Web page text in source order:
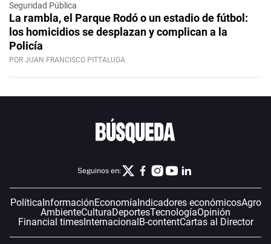
Seguridad Pública
La rambla, el Parque Rodó o un estadio de fútbol:
los homicidios se desplazan y complican a la
Policía
POR JUAN FRANCISCO PITTALUGA
Seguinos en:
PolíticaInformaciónEconomíaIndicadores económicosAgro
AmbienteCulturaDeportesTecnologíaOpinión
Financial timesInternacionalB-contentCartas al Director